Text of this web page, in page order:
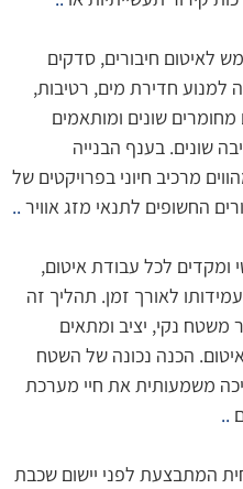
לאיטום חיבורים, סדקים
למנוע חדירת מים, רטיבות,
מחומרים שונים ומותאמים
שונים. בענף הבנייה
מרכיב חיוני בפרויקטים של
החשופים לתנאי מזג אוויר ..
ומקדים לכל עבודת איטום,
לאורך זמן. תהליך זה
משטח נקי, יציב ומתאים
הכנה נכונה של השטח
משמעותית את חיי מערכת
..
המתבצעת לפני יישום שכבת